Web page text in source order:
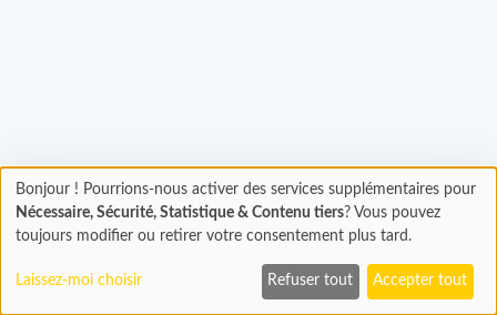
Chargement
En cours...
Bonjour ! Pourrions-nous activer des services supplémentaires pour
Nécessaire, Sécurité, Statistique & Contenu tiers? Vous pouvez
toujours modifier ou retirer votre consentement plus tard.
Laissez-moi choisir Refuser tout Accepter tout